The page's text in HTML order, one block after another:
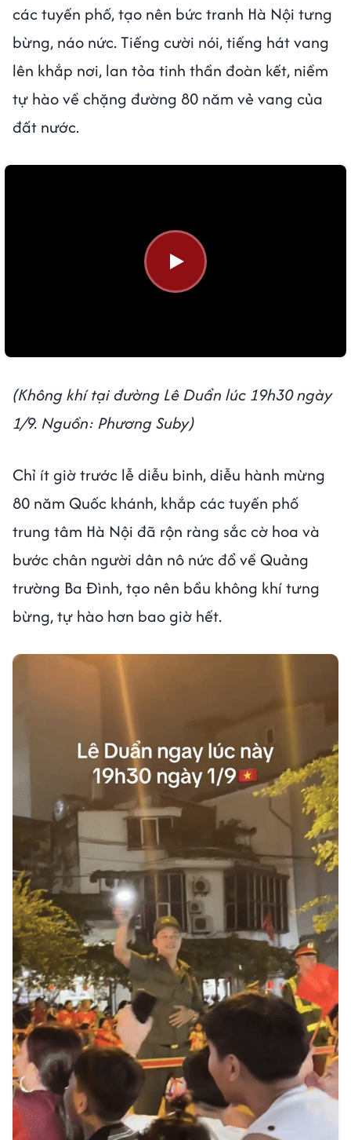
các tuyến phố, tạo nên bức tranh Hà Nội tưng
bừng, náo nức. Tiếng cười nói, tiếng hát vang
lên khắp nơi, lan tỏa tinh thần đoàn kết, niềm
tự hào về chặng đường 80 năm vẻ vang của
đất nước.
(Không khí tại đường Lê Duẩn lúc 19h30 ngày
1/9. Nguồn: Phương Suby)
Chỉ ít giờ trước lễ diễu binh, diễu hành mừng
80 năm Quốc khánh, khắp các tuyến phố
trung tâm Hà Nội đã rộn ràng sắc cờ hoa và
bước chân người dân nô nức đổ về Quảng
trường Ba Đình, tạo nên bầu không khí tưng
bừng, tự hào hơn bao giờ hết.